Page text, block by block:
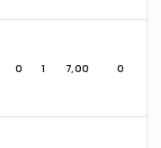
0 1 7,00 0